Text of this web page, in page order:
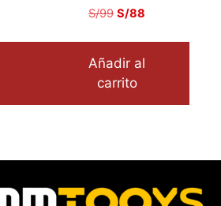
S/99 S/88
Añadir al
carrito